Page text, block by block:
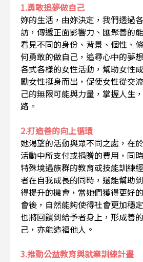
1.勇敢追夢做自己
妳的生活，由妳決定，我們透過
訪，傳遞正面影響力、匯聚善的
看見不同的身份、背景、個性、
何勇敢的做自己，追尋心中的夢
各式各樣的女性活動，幫助女性
勵女性挺身而出，促使女性從交
己的無限可能與力量，掌握人生
路。
2.打造善的向上循環
她渴望的活動與眾不同之處，在
活動中所支付或捐贈的費用，同
特殊境遇族群的教育或技能訓練
者在自我成長的同時，還能幫助
得提升的機會，當她們獲得更好
會後，自然能夠使得社會更加穩
也將回饋到給予者身上，形成善
己，亦能造福他人。
3.推動公益教育與就業訓練計畫